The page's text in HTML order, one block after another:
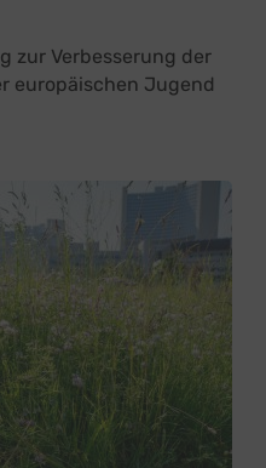
zur Verbesserung der
europäischen Jugend